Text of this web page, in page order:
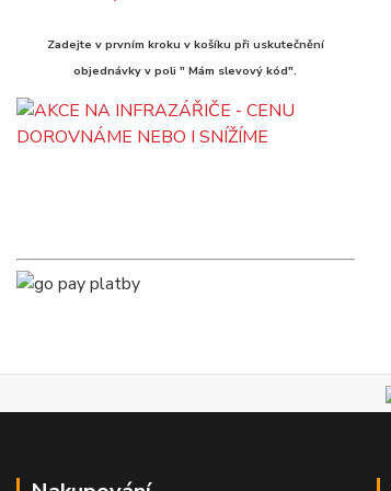
Zadejte v prvním kroku v košíku při uskutečnění
objednávky v poli " Mám slevový kód".